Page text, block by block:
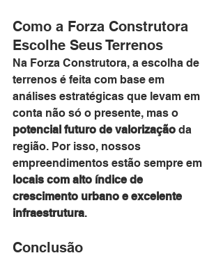
Como a Forza Construtora
Escolhe Seus Terrenos
Na Forza Construtora, a escolha de
terrenos é feita com base em
análises estratégicas que levam em
conta não só o presente, mas o
potencial futuro de valorização da
região. Por isso, nossos
empreendimentos estão sempre em
locais com alto índice de
crescimento urbano e excelente
infraestrutura.
Conclusão